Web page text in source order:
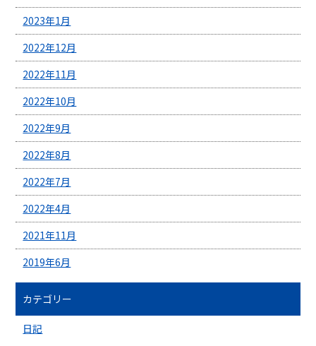
2023年1月
2022年12月
2022年11月
2022年10月
2022年9月
2022年8月
2022年7月
2022年4月
2021年11月
2019年6月
カテゴリー
日記